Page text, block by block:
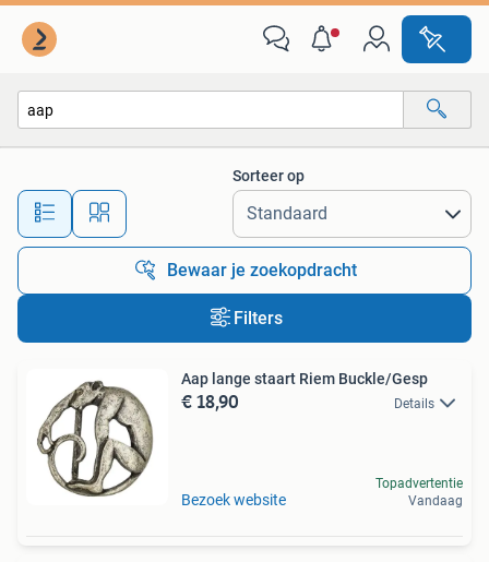
Alle afstanden…
Sorteer op
Bewaar je zoekopdracht
Filters
Aap lange staart Riem Buckle/Gesp
€ 18,90 Details
Bezoek website
Topadvertentie
Vandaag